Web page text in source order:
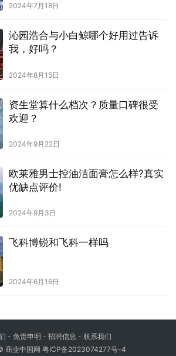
2024年7月18日
沁园浩合与小白鲸哪个好用过告诉
我，好吗？
2024年8月15日
资生堂算什么档次？质量口碑很受
欢迎？
2024年9月22日
欧莱雅男士控油洁面膏怎么样?真实
优缺点评价!
2024年9月3日
飞科博锐和飞科一样吗
2024年6月16日
- 免责申明 - 招聘信息 - 联系我们
商业中国网 粤ICP备2023074277号-4